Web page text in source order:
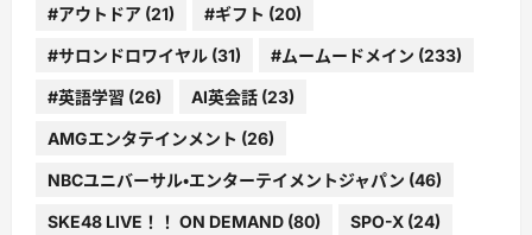
#アウトドア (21) #ギフト (20)
#サロンドロワイヤル (31) #ムームードメイン (233)
#英語学習 (26) AI英会話 (23)
AMGエンタテインメント (26)
NBCユニバーサル・エンターテイメントジャパン (46)
SKE48 LIVE！！ ON DEMAND (80) SPO-X (24)